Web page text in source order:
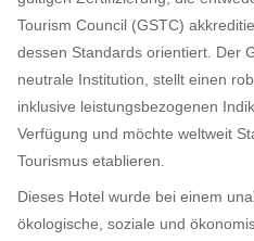
Tourism Council (GSTC)
dessen Standards orientiert. Der
neutrale Institution, stellt einen
inklusive leistungsbezogenen
Verfügung und möchte weltweit
Tourismus etablieren.
Dieses Hotel wurde bei einem
ökologische, soziale und